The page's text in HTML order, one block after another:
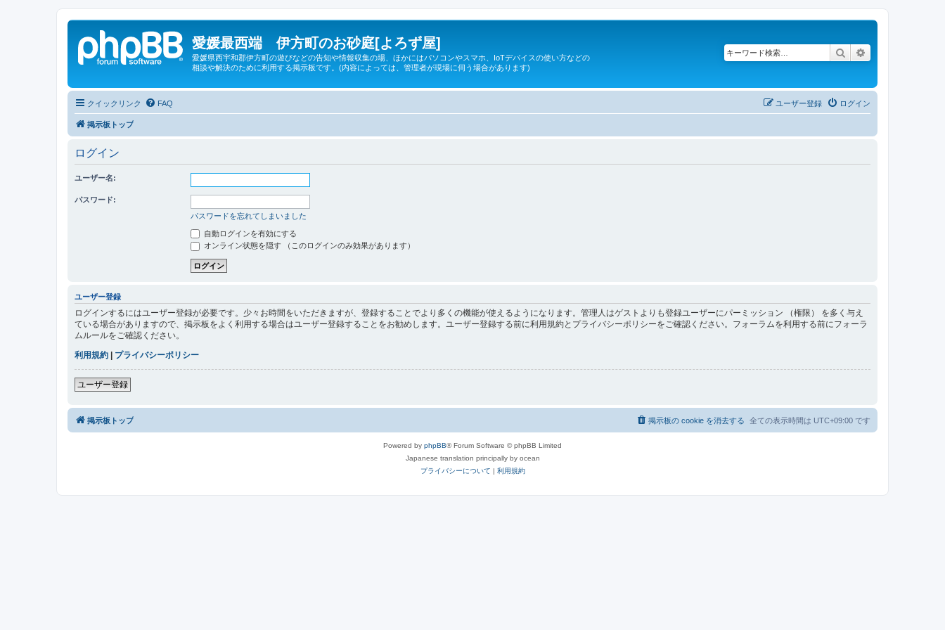
愛媛最西端 伊方町のお砂庭[よろず屋]
愛媛県西宇和郡伊方町の遊びなどの告知や情報収集の場、ほかにはパソコンやスマホ、IoTデバイスの使い方などの
相談や解決のために利用する掲示板です。(内容によっては、管理者が現場に伺う場合があります)
検索
クイックリンク FAQ ログイン
ユーザー登録
掲示板トップ
ログイン
ユーザー名:
パスワード:
パスワードを忘れてしまいました
自動ログインを有効にする
オンライン状態を隠す （このログインのみ効果があります）
ユーザー登録
ログインするにはユーザー登録が必要です。少々お時間をいただきますが、登録することでより多くの機能が使えるようになります。管理人はゲストよりも登録ユーザーにパーミッション （権限） を多く与え
ている場合がありますので、掲示板をよく利用する場合はユーザー登録することをお勧めします。ユーザー登録する前に利用規約とプライバシーポリシーをご確認ください。フォーラムを利用する前にフォーラ
ムルールをご確認ください。
利用規約
プライバシーポリシー
ユーザー登録
掲示板トップ 全ての表示時間は UTC+09:00 です
掲示板の cookie を消去する
Powered by phpBB® Forum Software © phpBB Limited
Japanese translation principally by ocean
プライバシーについて | 利用規約